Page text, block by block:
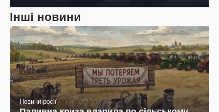
Інші новини
Новини росії